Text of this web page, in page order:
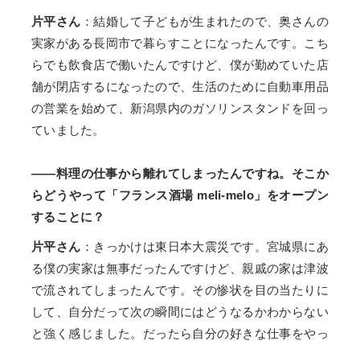
片平さん ：結婚して子どもが生まれたので、奥さんの
実家がある長岡市で暮らすことになったんです。こち
らでも飲食店で働いたんですけど、僕が勤めていた店
舗が閉店するになったので、生活のために自動車用品
の営業を始めて、新潟県内のガソリンスタンドを回っ
ていました。
——料理の仕事から離れてしまったんですね。そこか
らどうやって「フランス酒場 meli-melo」をオープン
することに？
片平さん ：きっかけは東日本大震災です。宮城県にあ
る僕の実家は無事だったんですけど、親戚の家は津波
で流されてしまったんです。その惨状を目の当たりに
して、自分だって次の瞬間にはどうなるかわからない
と強く感じました。だったら自分の好きな仕事をやっ